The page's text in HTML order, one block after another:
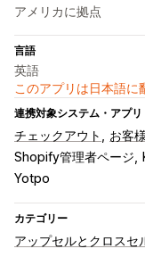
アメリカに拠点
言語
英語
このアプリは日本語に
連携対象システム・アプリ
チェックアウト お客
Shopify管理者ページ
Yotpo
カテゴリー
アップセルとクロスセ